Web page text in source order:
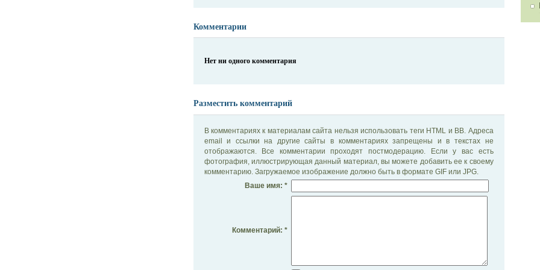
Комментарии
Нет ни одного комментария
Разместить комментарий
В комментариях к материалам сайта нельзя использовать теги HTML и BB. Адреса
email и ссылки на другие сайты в комментариях запрещены и в текстах не
отображаются. Все комментарии проходят постмодерацию. Если у вас есть
фотография, иллюстрирующая данный материал, вы можете добавить ее к своему
комментарию. Загружаемое изображение должно быть в формате GIF или JPG.
Ваше имя: *
Комментарий: *